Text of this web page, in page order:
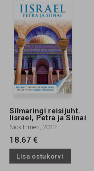
Silmaringi reisijuht.
Iisrael, Petra ja Siinai
Nick Inmen, 2012
18.67 €
Lisa ostukorvi